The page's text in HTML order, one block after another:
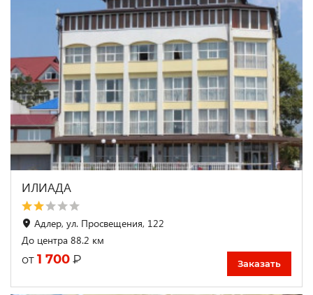
ИЛИАДА
Адлер, ул. Просвещения, 122
До центра 88.2 км
от 1 700 ₽ Заказать